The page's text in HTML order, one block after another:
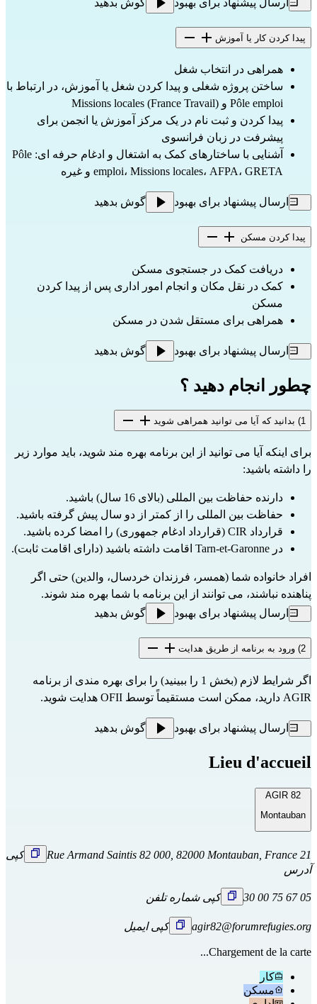
ارسال پیشنهاد برای بهبود گوش بدهید
پیدا کردن کار یا آموزش
همراهی در انتخاب شغل
ساختن پروژه شغلی و پیدا کردن شغل یا آموزش، در ارتباط با
Pôle emploi و Missions locales (France Travail)
پیدا کردن و ثبت نام در یک مرکز آموزش یا انجمن برای
پیشرفت در زبان فرانسوی
آشنایی با ساختارهای کمک به اشتغال و ادغام حرفه ای: Pôle
emploi، Missions locales، AFPA، GRETA و غیره
ارسال پیشنهاد برای بهبود گوش بدهید
پیدا کردن مسکن
دریافت کمک در جستجوی مسکن
کمک در نقل مکان و انجام امور اداری پس از پیدا کردن
مسکن
همراهی برای مستقل شدن در مسکن
ارسال پیشنهاد برای بهبود گوش بدهید
چطور انجام دهید ؟
1) بدانید که آیا می توانید همراهی شوید
برای اینکه آیا می توانید از این برنامه بهره مند شوید، باید موارد زیر
را داشته باشید:
دارنده حفاظت بین المللی (بالای 16 سال) باشید.
حفاظت بین المللی را از کمتر از دو سال پیش گرفته باشید.
قرارداد CIR (قرارداد ادغام جمهوری) را امضا کرده باشید.
در Tarn-et-Garonne اقامت داشته باشید (دارای اقامت ثابت).
افراد خانواده شما (همسر، فرزندان خردسال، والدین) حتی اگر
پناهنده نباشند، می توانند از این برنامه با شما بهره مند شوند.
ارسال پیشنهاد برای بهبود
گوش بدهید
2) ورود به برنامه از طریق هدایت
اگر شرایط لازم (بخش 1 را ببینید) را برای بهره مندی از برنامه
AGIR دارید، ممکن است مستقیماً
توسط OFII هدایت شوید.
ارسال پیشنهاد برای بهبود گوش بدهید
Lieu d'accueil
AGIR 82
Montauban
21 Rue Armand Saintis 82 000, 82000 Montauban, France
کپی
آدرس
05 67 75 00 30 کپی شماره تلفن
agir82@forumrefugies.org کپی ایمیل
Chargement de la carte...
کار
مسکن